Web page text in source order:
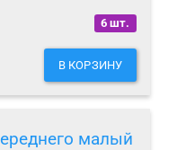
6 шт.
В КОРЗИНУ
малый